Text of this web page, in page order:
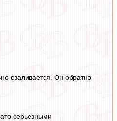
сваливается. Он обратно
серьезными